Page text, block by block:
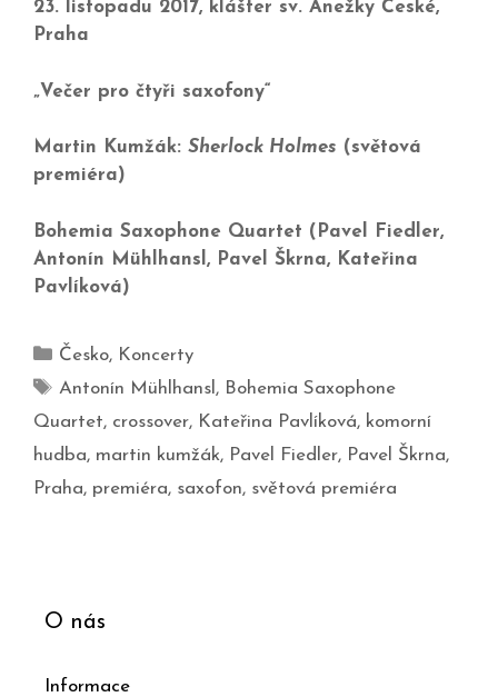
23. listopadu 2017, klášter sv. Anežky České,
Praha
„Večer pro čtyři saxofony“
Martin Kumžák: Sherlock Holmes (světová
premiéra)
Bohemia Saxophone Quartet (Pavel Fiedler,
Antonín Mühlhansl, Pavel Škrna, Kateřina
Pavlíková)
Česko, Koncerty
Antonín Mühlhansl , Bohemia Saxophone
Quartet, crossover, Kateřina Pavlíková, komorní
hudba, martin kumžák, Pavel Fiedler, Pavel Škrna,
Praha, premiéra, saxofon, světová premiéra
O nás
Informace